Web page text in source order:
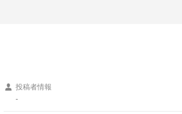
投稿者情報
-